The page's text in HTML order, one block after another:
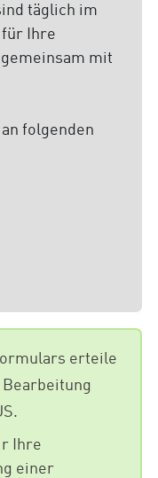
täglich im
für Ihre
mit
folgenden
erteile
Ihre
einer